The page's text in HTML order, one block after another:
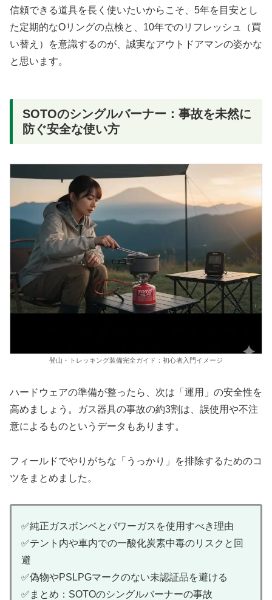
信頼できる道具を長く使いたいからこそ、5年を目安とし
た定期的なOリングの点検と、10年でのリフレッシュ（買
い替え）を意識するのが、誠実なアウトドアマンの姿かな
と思います。
SOTOのシングルバーナー：事故を未然に
防ぐ安全な使い方
登山・トレッキング装備完全ガイド：初心者入門イメージ
ハードウェアの準備が整ったら、次は「運用」の安全性を
高めましょう。ガス器具の事故の約3割は、誤使用や不注
意によるものというデータもあります。
フィールドでやりがちな「うっかり」を排除するためのコ
ツをまとめました。
✅純正ガスボンベとパワーガスを使用すべき理由
✅テント内や車内での一酸化炭素中毒のリスクと回
避
✅偽物やPSLPGマークのない未認証品を避ける
✅まとめ：SOTOのシングルバーナーの事故